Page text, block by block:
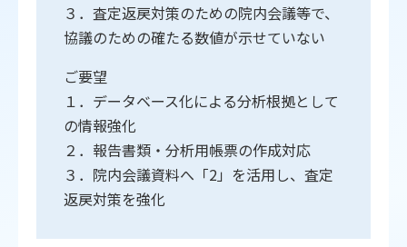
３．査定返戻対策のための院内会議等で、
協議のための確たる数値が示せていない
ご要望
１．データベース化による分析根拠として
の情報強化
２．報告書類・分析用帳票の作成対応
３．院内会議資料へ「2」を活用し、査定
返戻対策を強化